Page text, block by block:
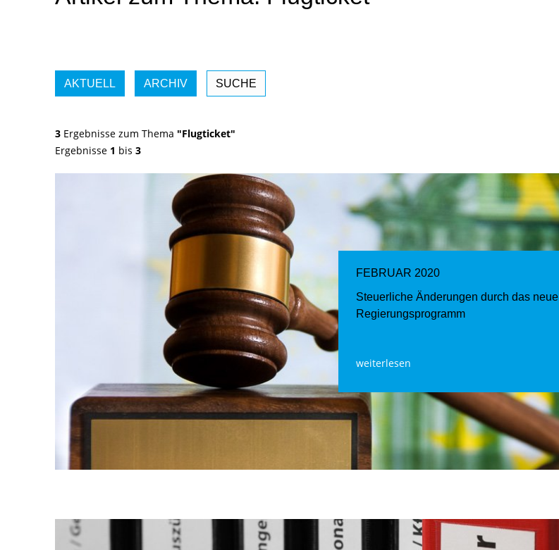
AKTUELL ARCHIV SUCHE
3 Ergebnisse zum Thema "Flugticket"
Ergebnisse 1 bis 3
FEBRUAR 2020
Steuerliche Änderungen durch das neue
Regierungsprogramm
weiterlesen